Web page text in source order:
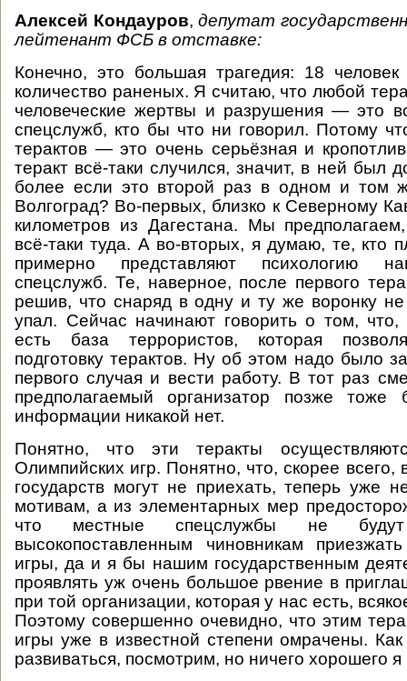
Алексей Кондауров,депутат
лейтенант ФСБ в отставке:
Конечно, это большая трагедия: 18
количество раненых. Я считаю, что любой
человеческие жертвы и разрушения — это
спецслужб, кто бы что ни говорил. Потому
терактов — это очень серьёзная и
теракт всё-таки случился, значит, в ней был
более если это второй раз в одном и том
Волгоград? Во-первых, близко к Северному
километров из Дагестана. Мы
всё-таки туда. А во-вторых, я думаю, те, кто
примерно представляют психологию
спецслужб. Те, наверное, после первого
решив, что снаряд в одну и ту же воронку
упал. Сейчас начинают говорить о том, что,
есть база террористов, которая
подготовку терактов. Ну об этом надо было
первого случая и вести работу. В тот раз
предполагаемый организатор позже тоже
информации никакой нет.
Понятно, что эти теракты
Олимпийских игр. Понятно, что, скорее всего,
государств могут не приехать, теперь уже
мотивам, а из элементарных мер
что местные спецслужбы не будут
высокопоставленным чиновникам
игры, да и я бы нашим государственным
проявлять уж очень большое рвение в
при той организации, которая у нас есть,
Поэтому совершенно очевидно, что этим
игры уже в известной степени омрачены.
развиваться, посмотрим, но ничего хорошего